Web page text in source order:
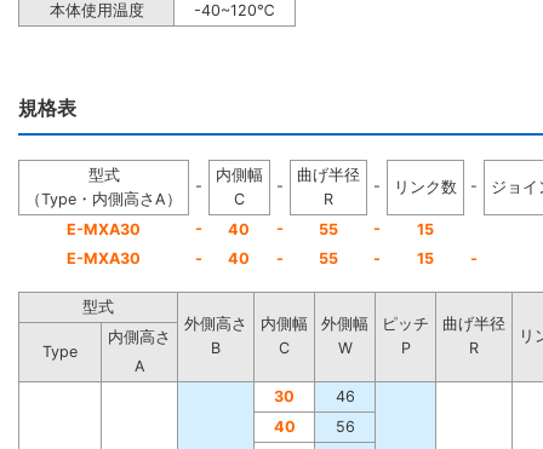
本体使用温度
-40~120℃
規格表
型式
（Type・内側高さA）
-
内側幅
C
-
曲げ半径
R
- リンク数 - ジョイ
E-MXA30 - 40 - 55 -
15
E-MXA30
- 40 - 55 - 15 -
型式
外側高さ
B
内側幅
C
外側幅
W
ピッチ
P
曲げ半径
R
リ
Type
内側高さ
A
30 46
40
56